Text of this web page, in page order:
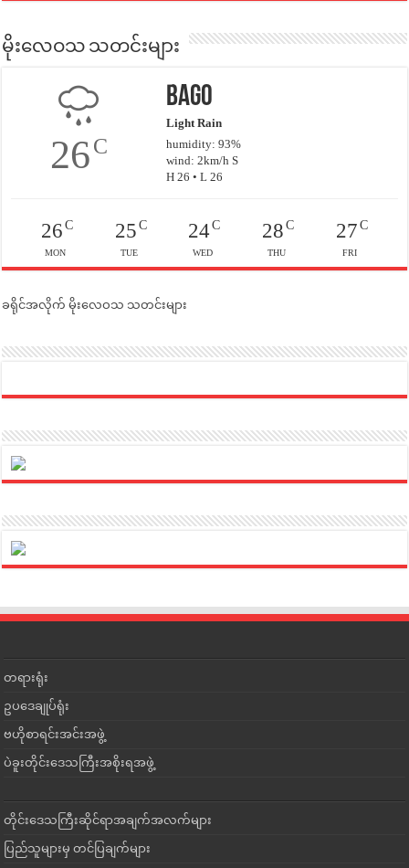
မိုးလေဝသ သတင်းများ
26C
Bago
Light Rain
humidity: 93%
wind: 2km/h S
H 26 • L 26
26C
MON
25C
TUE
24C
WED
28C
THU
27C
FRI
ခရိုင်အလိုက် မိုးလေဝသ သတင်းများ
တရားရုံး
ဥပဒေချုပ်ရုံး
ဗဟိုစာရင်းအင်းအဖွဲ့
ပဲခူးတိုင်းဒေသကြီးအစိုးရအဖွဲ့
တိုင်းဒေသကြီးဆိုင်ရာအချက်အလက်များ
ပြည်သူများမှ တင်ပြချက်များ